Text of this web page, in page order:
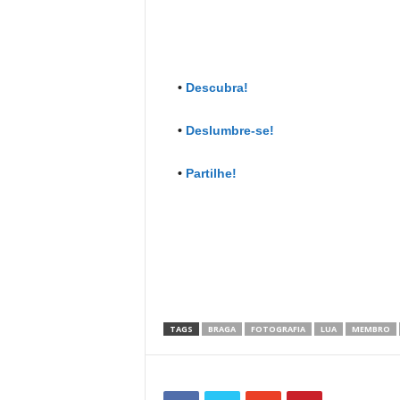
• Descubra!
• Deslumbre-se!
• Partilhe!
TAGS BRAGA FOTOGRAFIA LUA MEMBRO